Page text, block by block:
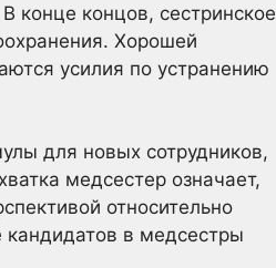
конце концов, сестринское
Хорошей
усилия по устранению
для новых сотрудников,
медсестер означает,
относительно
в медсестры